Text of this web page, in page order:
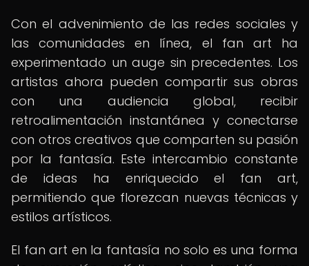
Con el advenimiento de las redes sociales y
las comunidades en línea, el fan art ha
experimentado un auge sin precedentes. Los
artistas ahora pueden compartir sus obras
con una audiencia global, recibir
retroalimentación instantánea y conectarse
con otros creativos que comparten su pasión
por la fantasía. Este intercambio constante
de ideas ha enriquecido el fan art,
permitiendo que florezcan nuevas técnicas y
estilos artísticos.
El fan art en la fantasía no solo es una forma